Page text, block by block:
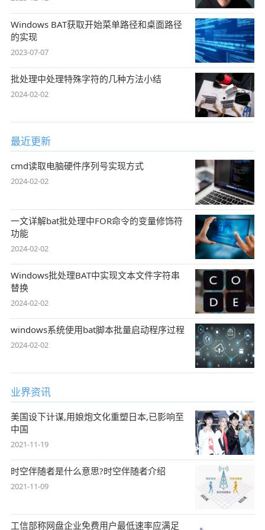
Windows BAT获取开始菜单路径和桌面路径
的实现
2023-07-07
批处理中处理特殊字符的几种方法小结
2024-02-02
最近更新
cmd读取电脑硬件序列号实现方式
2024-02-02
一文详解bat批处理中FOR命令的变量修饰符
功能
2024-02-02
Windows批处理BAT中实现文本文件字符串
替换
2024-02-02
windows系统使用bat脚本批量启动程序过程
2024-02-02
业界资讯
美国设下计谋,用娘炮文化重塑日本,已影响至
中国
2021-11-19
时空伴随者是什么意思?时空伴随者介绍
2021-11-09
工信部称网盘企业免费用户最低速率应满足